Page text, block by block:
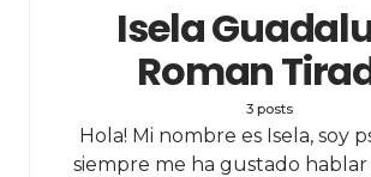
Isela
Roman
3 posts
Hola! Mi nombre es Isela, soy
siempre me ha gustado